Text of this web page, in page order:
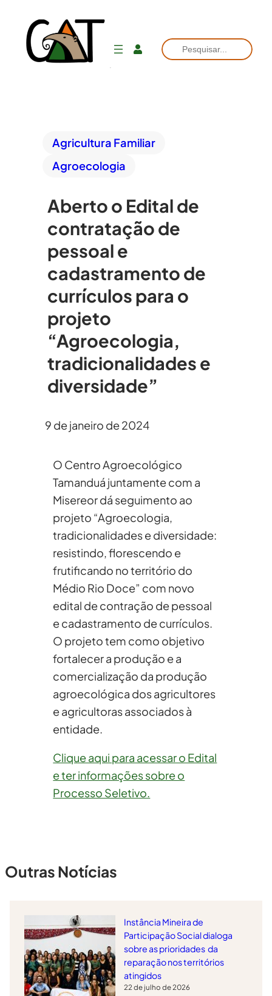
Pesquisar
Agricultura Familiar
Agroecologia
Aberto o Edital de
contratação de
pessoal e
cadastramento de
currículos para o
projeto
“Agroecologia,
tradicionalidades e
diversidade”
9 de janeiro de 2024
O Centro Agroecológico
Tamanduá juntamente com a
Misereor dá seguimento ao
projeto “Agroecologia,
tradicionalidades e diversidade:
resistindo, florescendo e
frutificando no território do
Médio Rio Doce” com novo
edital de contração de pessoal
e cadastramento de currículos.
O projeto tem como objetivo
fortalecer a produção e a
comercialização da produção
agroecológica dos agricultores
e agricultoras associados à
entidade.
Clique aqui para acessar o Edital
e ter informações sobre o
Processo Seletivo.
Outras Notícias
Instância Mineira de
Participação Social dialoga
sobre as prioridades da
reparação nos territórios
atingidos
22 de julho de 2026